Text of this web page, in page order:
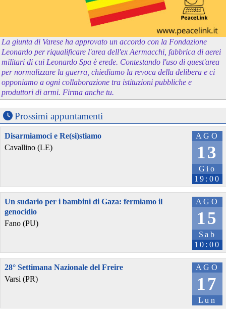
La giunta di Varese ha approvato un accordo con la Fondazione
Leonardo per riqualificare l'area dell'ex Aermacchi, fabbrica di aerei
militari di cui Leonardo Spa è erede. Contestando l'uso di quest'area
per normalizzare la guerra, chiediamo la revoca della delibera e ci
opponiamo a ogni collaborazione tra istituzioni pubbliche e
produttori di armi. Firma anche tu.
Prossimi appuntamenti
AGO
13
Gio
19:00
Disarmiamoci e Re(si)stiamo
Cavallino (LE)
AGO
15
Sab
10:00
Un sudario per i bambini di Gaza: fermiamo il
genocidio
Fano (PU)
AGO
17
Lun
28° Settimana Nazionale del Freire
Varsi (PR)